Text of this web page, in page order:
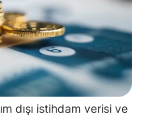
dışı istihdam verisi ve